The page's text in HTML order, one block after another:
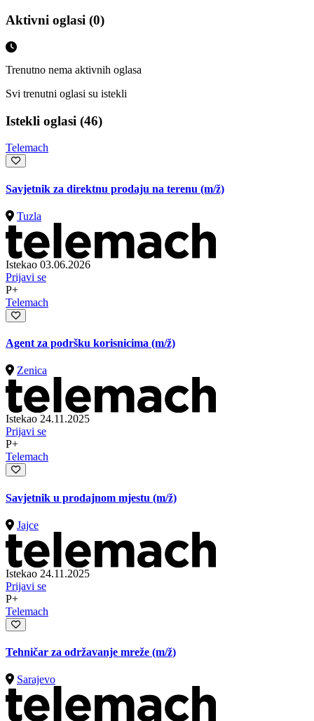
Aktivni oglasi (0)
Trenutno nema aktivnih oglasa
Svi trenutni oglasi su istekli
Istekli oglasi (46)
Telemach
Savjetnik za direktnu prodaju na terenu (m/ž)
Tuzla
Istekao 03.06.2026
Prijavi se
P+
Telemach
Agent za podršku korisnicima (m/ž)
Zenica
Istekao 24.11.2025
Prijavi se
P+
Telemach
Savjetnik u prodajnom mjestu (m/ž)
Jajce
Istekao 24.11.2025
Prijavi se
P+
Telemach
Tehničar za održavanje mreže (m/ž)
Sarajevo